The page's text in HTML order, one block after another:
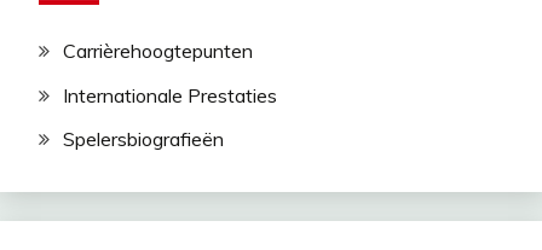
Carrièrehoogtepunten
Internationale Prestaties
Spelersbiografieën